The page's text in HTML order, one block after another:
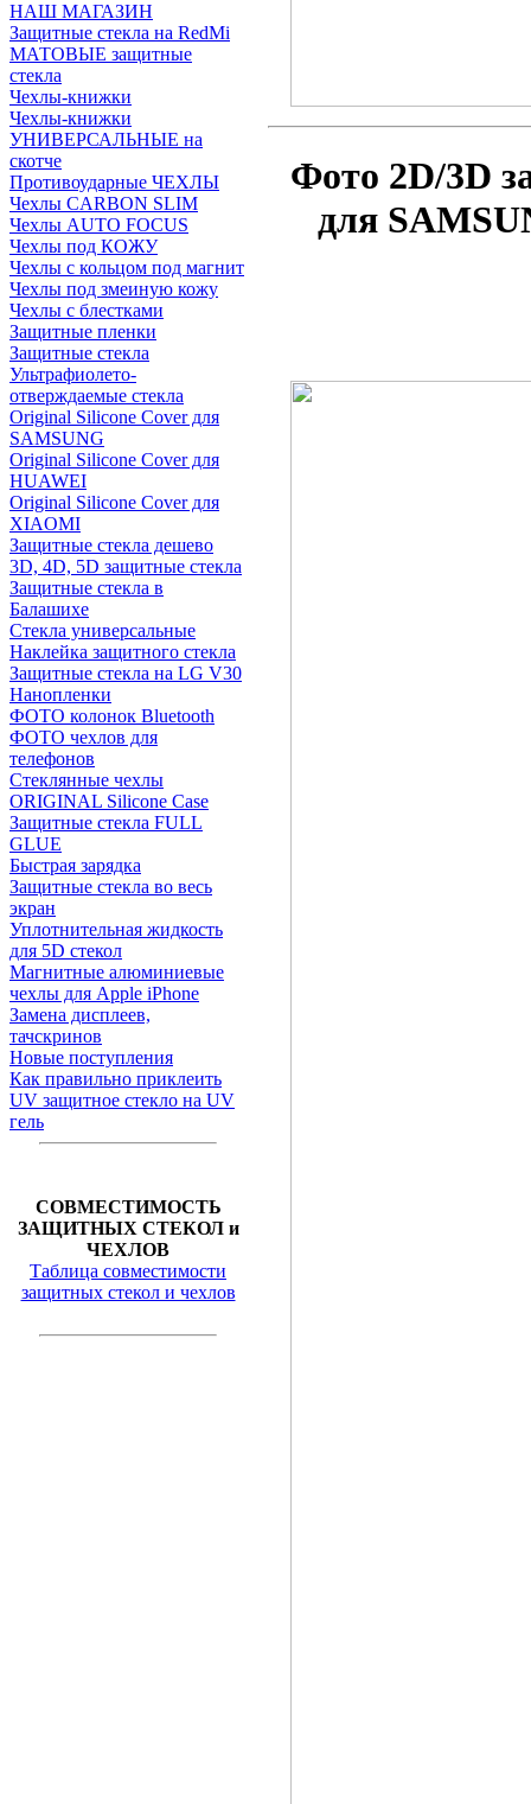
НАШ МАГАЗИН
Защитные стекла на RedMi
МАТОВЫЕ защитные
стекла
Чехлы-книжки
Чехлы-книжки
УНИВЕРСАЛЬНЫЕ на
скотче
Противоударные ЧЕХЛЫ
Чехлы CARBON SLIM
Чехлы AUTO FOCUS
Чехлы под КОЖУ
Чехлы с кольцом под магнит
Чехлы под змеиную кожу
Чехлы с блестками
Защитные пленки
Защитные стекла
Ультрафиолето-
отверждаемые стекла
Original Silicone Cover для
SAMSUNG
Original Silicone Cover для
HUAWEI
Original Silicone Cover для
XIAOMI
Защитные стекла дешево
3D, 4D, 5D защитные стекла
Защитные стекла в
Балашихе
Стекла универсальные
Наклейка защитного стекла
Защитные стекла на LG V30
Нанопленки
ФОТО колонок Bluetooth
ФOTO чехлов для
телефонов
Стеклянные чехлы
ORIGINAL Silicone Case
Защитные стекла FULL
GLUE
Быстрая зарядка
Защитные стекла во весь
экран
Уплотнительная жидкость
для 5D стекол
Магнитные алюминиевые
чехлы для Apple iPhone
Замена дисплеев,
тачскринов
Новые поступления
Как правильно приклеить
UV защитное стекло на UV
гель
СОВМЕСТИМОСТЬ
ЗАЩИТНЫХ СТЕКОЛ и
ЧЕХЛОВ
Таблица совместимости
защитных стекол и чехлов
Фото 2D/3D
для